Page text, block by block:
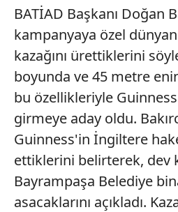
BATİAD Başkanı Doğan
kampanyaya özel
kazağını ürettiklerini
boyunda ve 45 metre
bu özellikleriyle
girmeye aday oldu.
Guinness'in İngiltere
ettiklerini belirterek, dev
Bayrampaşa Belediye
asacaklarını açıkladı.